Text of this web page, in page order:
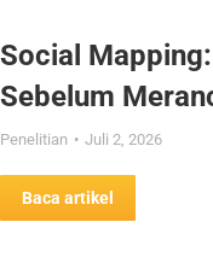
Social
Sebelum
Penelitian Juli 2, 2026
Baca artikel